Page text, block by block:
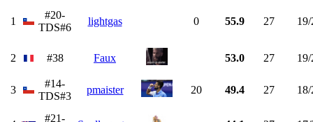
1
#20-
TDS#6
lightgas 0 55.9 27 19/
2 #38 Faux 53.0 27 19/
3
#14-
TDS#3
pmaister 20 49.4 27 18/
#21-